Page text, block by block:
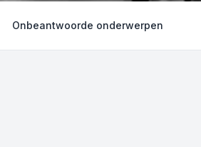
Onbeantwoorde onderwerpen